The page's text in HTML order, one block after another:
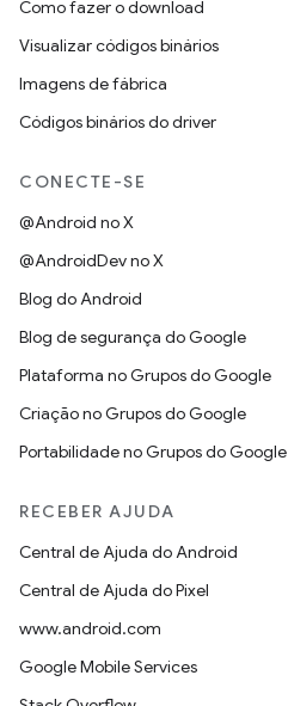
Como fazer o download
Visualizar códigos binários
Imagens de fábrica
Códigos binários do driver
CONECTE-SE
@Android no X
@AndroidDev no X
Blog do Android
Blog de segurança do Google
Plataforma no Grupos do Google
Criação no Grupos do Google
Portabilidade no Grupos do Google
RECEBER AJUDA
Central de Ajuda do Android
Central de Ajuda do Pixel
www.android.com
Google Mobile Services